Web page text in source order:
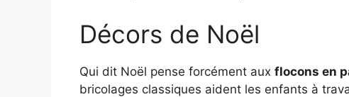
Décors de Noël
Qui dit Noël pense forcément aux flocons en
bricolages classiques aident les enfants à